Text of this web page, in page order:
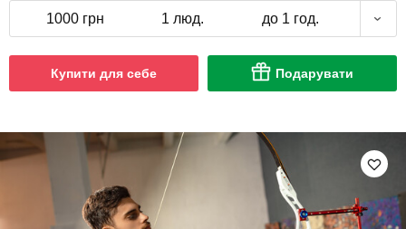
1000 грн 1 люд. до 1 год.
Купити для себе Подарувати